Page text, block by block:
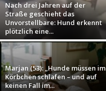
Nach drei Jahren auf der
Straße geschieht das
Unvorstellbare: Hund erkennt
plötzlich eine...
Marjan (53): „Hunde müssen im
Körbchen schlafen – und auf
keinen Fall im...